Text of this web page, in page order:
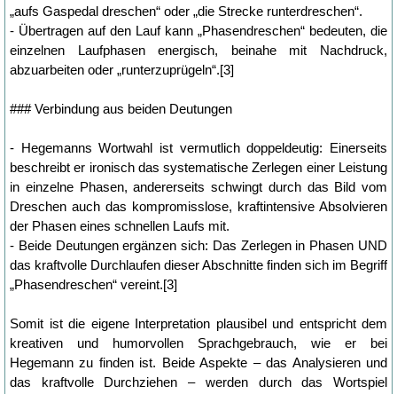
„aufs Gaspedal dreschen“ oder „die Strecke runterdreschen“.
- Übertragen auf den Lauf kann „Phasendreschen“ bedeuten, die
einzelnen Laufphasen energisch, beinahe mit Nachdruck,
abzuarbeiten oder „runterzuprügeln“.[3]
### Verbindung aus beiden Deutungen
- Hegemanns Wortwahl ist vermutlich doppeldeutig: Einerseits
beschreibt er ironisch das systematische Zerlegen einer Leistung
in einzelne Phasen, andererseits schwingt durch das Bild vom
Dreschen auch das kompromisslose, kraftintensive Absolvieren
der Phasen eines schnellen Laufs mit.
- Beide Deutungen ergänzen sich: Das Zerlegen in Phasen UND
das kraftvolle Durchlaufen dieser Abschnitte finden sich im Begriff
„Phasendreschen“ vereint.[3]
Somit ist die eigene Interpretation plausibel und entspricht dem
kreativen und humorvollen Sprachgebrauch, wie er bei
Hegemann zu finden ist. Beide Aspekte – das Analysieren und
das kraftvolle Durchziehen – werden durch das Wortspiel